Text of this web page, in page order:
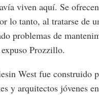
viven aquí. Se
lo tanto, al tratarse de
problemas de
Prozzillo.
West fue construido
y arquitectos jóvenes